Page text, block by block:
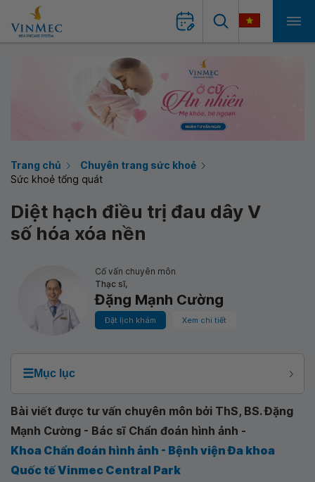
Trang chủ
Chuyên trang sức khoẻ
Sức khoẻ tổng quát
Diệt hạch điều trị đau dây V
số hóa xóa nền
Cố vấn chuyên môn
Thạc sĩ,
Đặng Mạnh Cường
Đặt lịch khám Xem chi tiết
☰Mục lục
Bài viết được tư vấn chuyên môn bởi ThS, BS. Đặng
Mạnh Cường - Bác sĩ Chẩn đoán hình ảnh -
Khoa Chẩn đoán hình ảnh - Bệnh viện Đa khoa
Quốc tế Vinmec Central Park